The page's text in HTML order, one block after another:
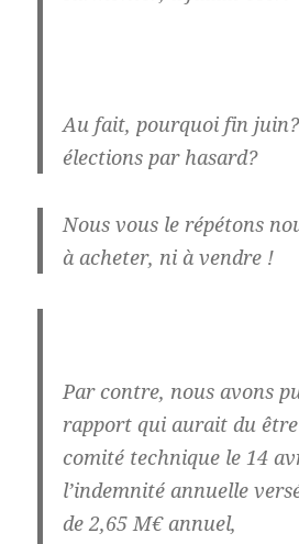
Au fait, pourquoi fin
élections par hasard?
Nous vous le répétons
à acheter, ni à vendre !
Par contre, nous avons
rapport qui aurait du
comité technique le 14
l’indemnité annuelle
de 2,65 M€annuel,